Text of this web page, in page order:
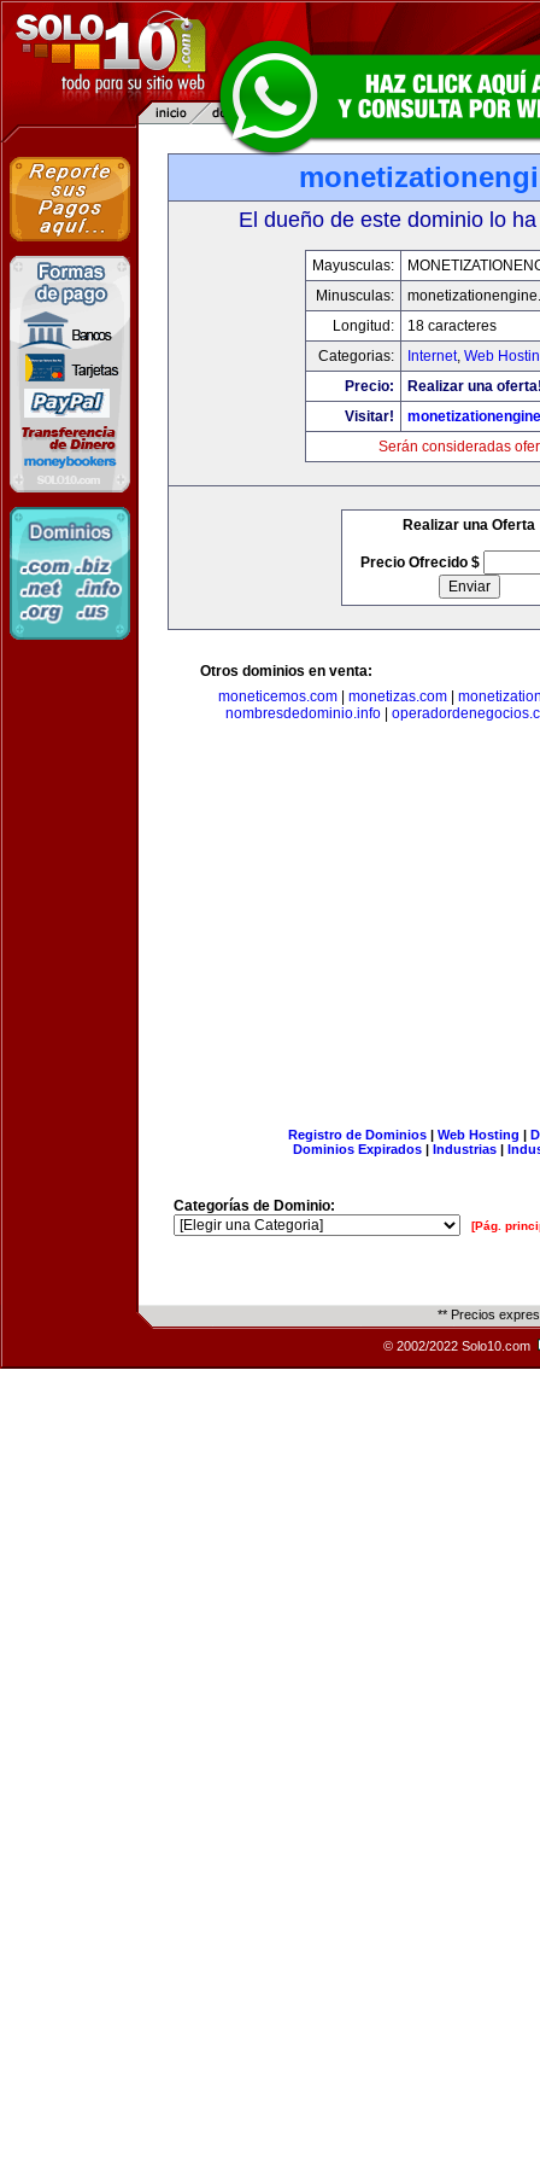
El dueño de este dominio lo
Mayusculas:
Minusculas:
Longitud:
18 caracteres
Categorias:
Internet, Web
Precio:
Realizar una
Visitar!
Serán consideradas
Realizar una Oferta
Precio Ofrecido $
Otros dominios en venta:
moneticemos.com
monetizas.com
nombresdedominio.info|
Registro de Dominios| Web Hosting |
Dominios Expirados | Industrias |
Categorías de Dominio:
[Pág.
** Precios
© 2002/2022 Solo10.com